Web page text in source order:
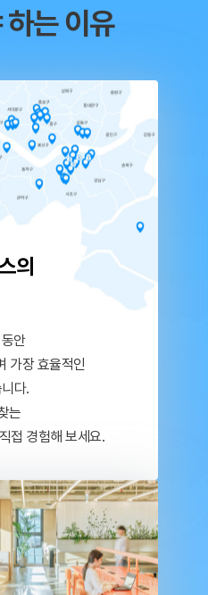
는 이유
의
안
가장 효율적인
다.
는
직접 경험해 보세요.